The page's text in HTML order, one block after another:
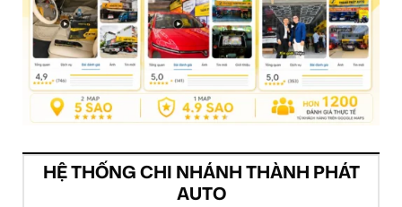
HỆ THỐNG CHI NHÁNH THÀNH PHÁT
AUTO